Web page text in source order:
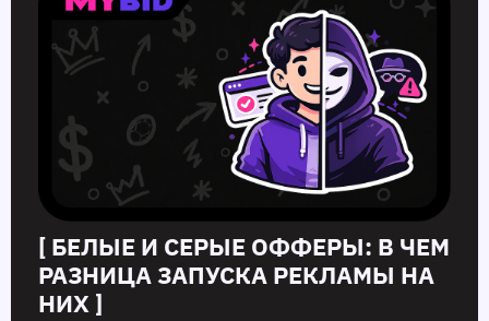
[ БЕЛЫЕ И СЕРЫЕ ОФФЕРЫ: В ЧЕМ
РАЗНИЦА ЗАПУСКА РЕКЛАМЫ НА
НИХ ]